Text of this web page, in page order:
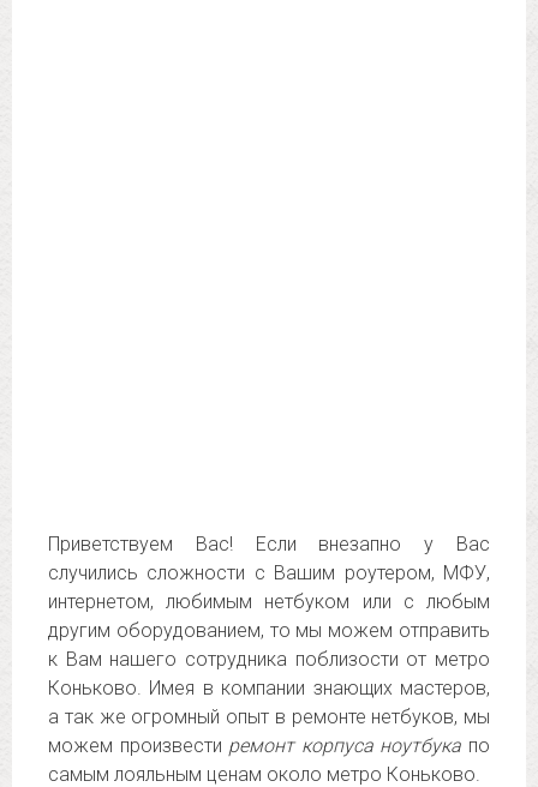
Приветствуем Вас! Если внезапно у Вас
случились сложности с Вашим роутером, МФУ,
интернетом, любимым нетбуком или с любым
другим оборудованием, то мы можем отправить
к Вам нашего сотрудника поблизости от метро
Коньково. Имея в компании знающих мастеров,
а так же огромный опыт в ремонте нетбуков, мы
можем произвести ремонт корпуса ноутбука по
самым лояльным ценам около метро Коньково.